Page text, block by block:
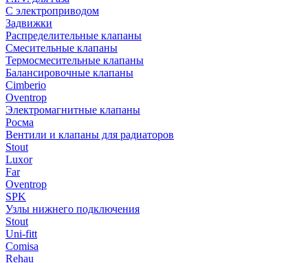
С электроприводом
Задвижки
Распределительные клапаны
Cмесительные клапаны
Термосмесительные клапаны
Балансировочные клапаны
Cimberio
Oventrop
Электромагнитные клапаны
Росма
Вентили и клапаны для радиаторов
Stout
Luxor
Far
Oventrop
SPK
Узлы нижнего подключения
Stout
Uni-fitt
Comisa
Rehau